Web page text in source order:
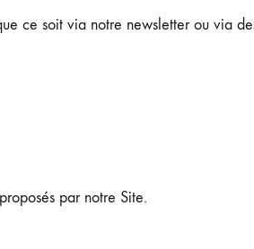
ce soit via notre newsletter ou via
par notre Site.